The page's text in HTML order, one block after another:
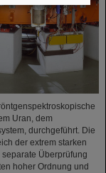
Uran, dem
durchgeführt. Die
der extrem starken
Überprüfung
hoher Ordnung und